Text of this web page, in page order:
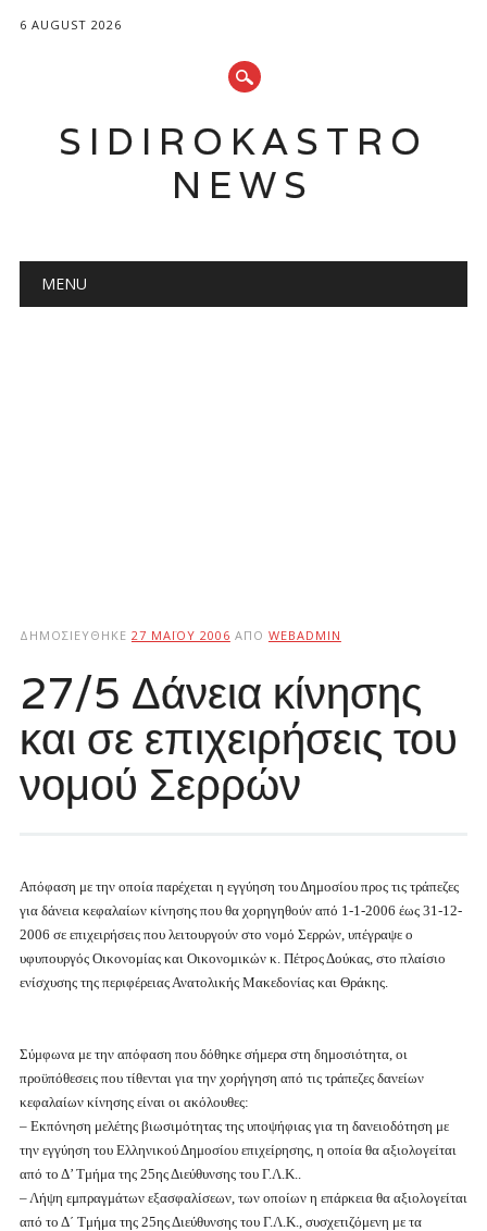
6 AUGUST 2026
SIDIROKASTRO
NEWS
Main menu
MENU
ΔΗΜΟΣΙΕΎΘΗΚΕ 27 ΜΑΪ́ΟΥ 2006 ΑΠΌ WEBADMIN
27/5 Δάνεια κίνησης
και σε επιχειρήσεις του
νομού Σερρών
Απόφαση με την οποία παρέχεται η εγγύηση του Δημοσίου προς τις τράπεζες
για δάνεια κεφαλαίων κίνησης που θα χορηγηθούν από 1-1-2006 έως 31-12-
2006 σε επιχειρήσεις που λειτουργούν στο νομό Σερρών, υπέγραψε ο
υφυπουργός Οικονομίας και Οικονομικών κ. Πέτρος Δούκας, στο πλαίσιο
ενίσχυσης της περιφέρειας Ανατολικής Μακεδονίας και Θράκης.
Σύμφωνα με την απόφαση που δόθηκε σήμερα στη δημοσιότητα, οι
προϋπόθεσεις που τίθενται για την χορήγηση από τις τράπεζες δανείων
κεφαλαίων κίνησης είναι οι ακόλουθες:
– Εκπόνηση μελέτης βιωσιμότητας της υποψήφιας για τη δανειοδότηση με
την εγγύηση του Ελληνικού Δημοσίου επιχείρησης, η οποία θα αξιολογείται
από το Δ’ Τμήμα της 25ης Διεύθυνσης του Γ.Λ.Κ..
– Λήψη εμπραγμάτων εξασφαλίσεων, των οποίων η επάρκεια θα αξιολογείται
από το Δ΄ Τμήμα της 25ης Διεύθυνσης του Γ.Λ.Κ., συσχετιζόμενη με τα